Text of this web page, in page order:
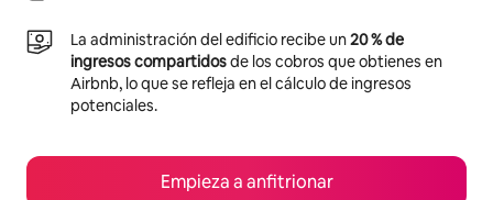
La administración del edificio recibe un20 % de
ingresos compartidosde los cobros que obtienes en
Airbnb, lo que se refleja en el cálculo de ingresos
potenciales.
Empieza a anfitrionar